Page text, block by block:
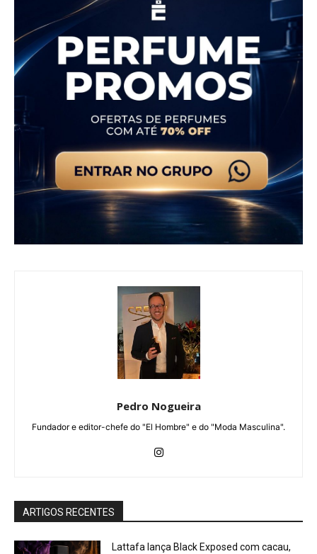
Pedro Nogueira
Fundador e editor-chefe do "El Hombre" e do "Moda Masculina".
ARTIGOS RECENTES
Lattafa lança Black Exposed com cacau,